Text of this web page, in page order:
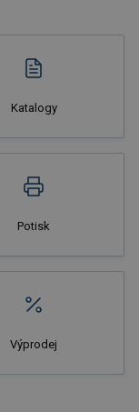
Katalogy
Potisk
Výprodej